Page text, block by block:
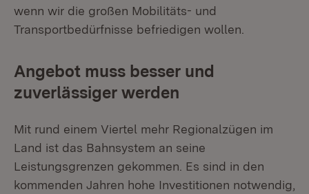
wenn wir die großen Mobilitäts- und
Transportbedürfnisse befriedigen wollen.
Angebot muss besser und
zuverlässiger werden
Mit rund einem Viertel mehr Regionalzügen im
Land ist das Bahnsystem an seine
Leistungsgrenzen gekommen. Es sind in den
kommenden Jahren hohe Investitionen notwendig,